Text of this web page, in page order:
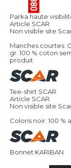
Parka haute
Article SCAR
Non visible site
Manches courtes.
gr. 100 % coton
produit
Tee-shirt SCAR
Article SCAR
Non visible site
Coloris noir. 100 %
Bonnet KARIBAN